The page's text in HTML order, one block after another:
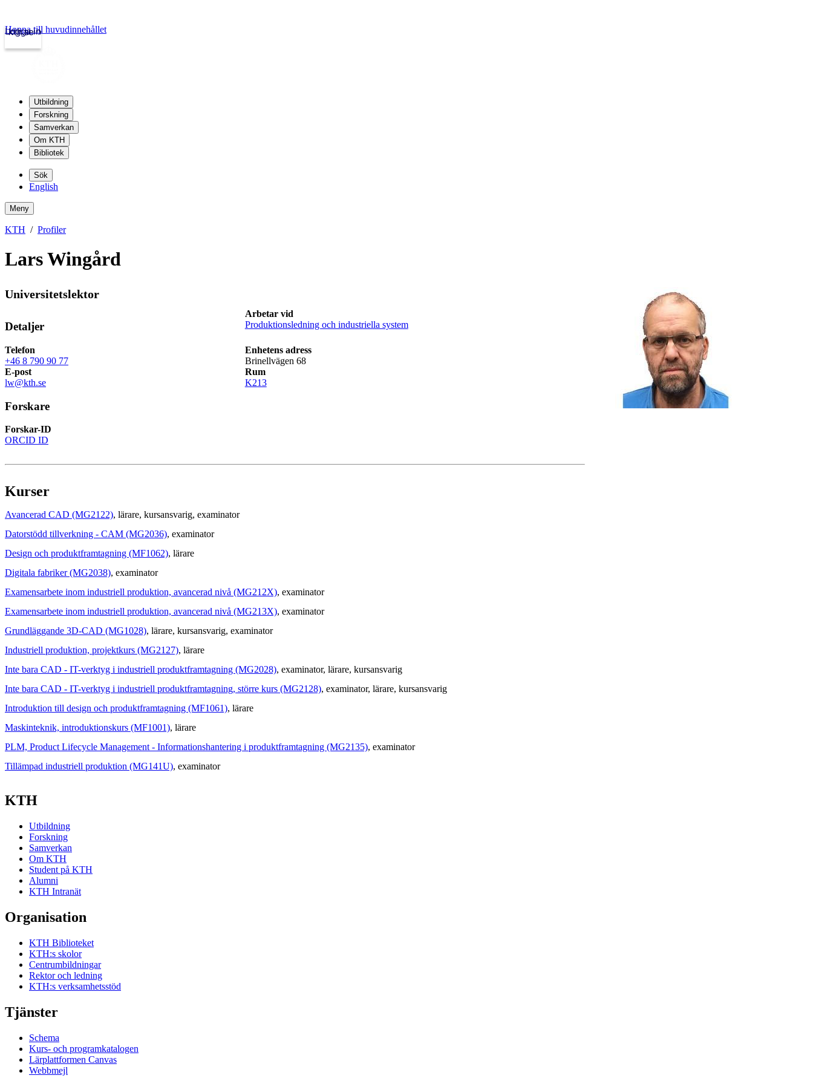
kth.se
Logga in
Hoppa till huvudinnehållet
Utbildning
Forskning
Samverkan
Om KTH
Bibliotek
Sök
English
Meny
KTH Profiler
Lars Wingård
Universitetslektor
Detaljer
Arbetar vid
Produktionsledning och industriella system
Telefon
+46 8 790 90 77
Enhetens adress
Brinellvägen 68
E-post
lw@kth.se
Rum
K213
Forskare
Forskar-ID
ORCID ID
Kurser
Avancerad CAD (MG2122), lärare, kursansvarig, examinator
Datorstödd tillverkning - CAM (MG2036), examinator
Design och produktframtagning (MF1062), lärare
Digitala fabriker (MG2038), examinator
Examensarbete inom industriell produktion, avancerad nivå (MG212X), examinator
Examensarbete inom industriell produktion, avancerad nivå (MG213X), examinator
Grundläggande 3D-CAD (MG1028), lärare, kursansvarig, examinator
Industriell produktion, projektkurs (MG2127), lärare
Inte bara CAD - IT-verktyg i industriell produktframtagning (MG2028), examinator, lärare, kursansvarig
Inte bara CAD - IT-verktyg i industriell produktframtagning, större kurs (MG2128), examinator, lärare, kursansvarig
Introduktion till design och produktframtagning (MF1061), lärare
Maskinteknik, introduktionskurs (MF1001), lärare
PLM, Product Lifecycle Management - Informationshantering i produktframtagning (MG2135), examinator
Tillämpad industriell produktion (MG141U), examinator
KTH
Utbildning
Forskning
Samverkan
Om KTH
Student på KTH
Alumni
KTH Intranät
Organisation
KTH Biblioteket
KTH:s skolor
Centrumbildningar
Rektor och ledning
KTH:s verksamhetsstöd
Tjänster
Schema
Kurs- och programkatalogen
Lärplattformen Canvas
Webbmejl